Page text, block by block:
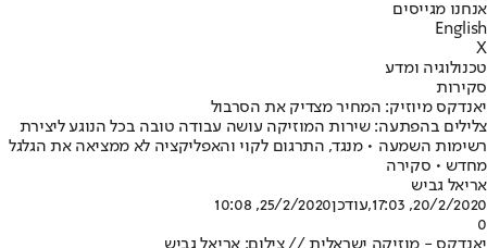
אנחנו מגייסים
English
X
טכנולוגיה ומדע
סקירות
יאנדקס מיוזיק: המחיר מצדיק את הסרבול
צלילים בהפתעה: שירות המוזיקה עושה עבודה טובה בכל הנוגע ליצירת
רשימות השמעה • מנגד, התרגום לקוי והאפליקציה לא ממציאה את הגלגל
מחדש • סקירה
אריאל גביש
20/2/2020, 17:03
,עודכן25/2/2020, 10:08
0